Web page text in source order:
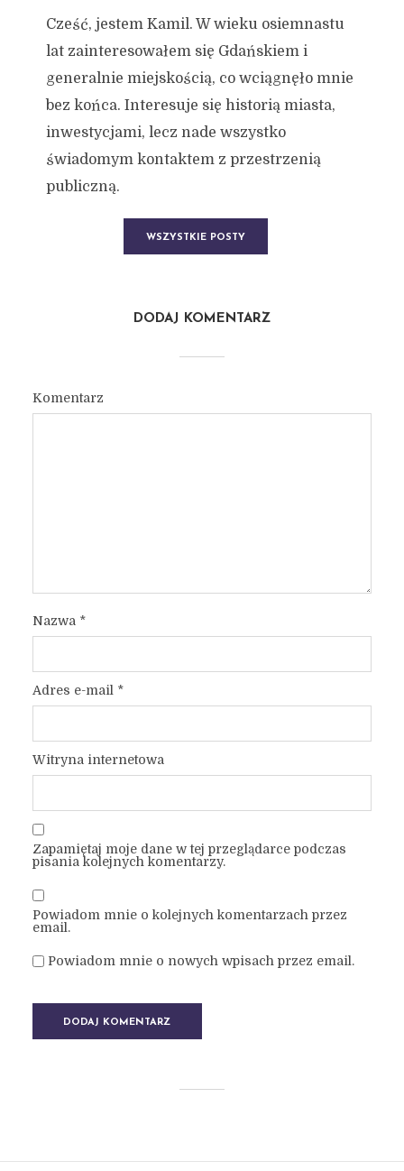
Cześć, jestem Kamil. W wieku osiemnastu
lat zainteresowałem się Gdańskiem i
generalnie miejskością, co wciągnęło mnie
bez końca. Interesuje się historią miasta,
inwestycjami, lecz nade wszystko
świadomym kontaktem z przestrzenią
publiczną.
WSZYSTKIE POSTY
DODAJ KOMENTARZ
Komentarz
Nazwa *
Adres e-mail *
Witryna internetowa
Zapamiętaj moje dane w tej przeglądarce podczas
pisania kolejnych komentarzy.
Powiadom mnie o kolejnych komentarzach przez
email.
Powiadom mnie o nowych wpisach przez email.